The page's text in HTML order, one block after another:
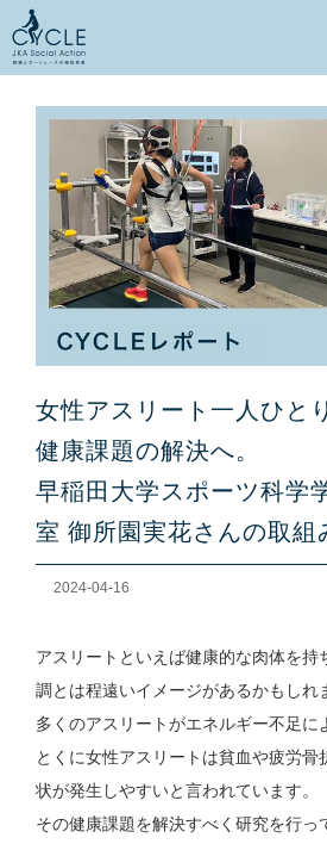
女性アスリート一人ひと
健康課題の解決へ。
早稲田大学スポーツ科学
室 御所園実花さんの取組
2024-04-16
アスリートといえば健康的な肉体を持
調とは程遠いイメージがあるかもしれ
多くのアスリートがエネルギー不足に
とくに女性アスリートは貧血や疲労骨
状が発生しやすいと言われています。
その健康課題を解決すべく研究を行っ